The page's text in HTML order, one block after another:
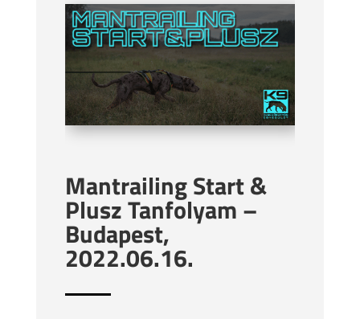
Mantrailing Start &
Plusz Tanfolyam –
Budapest,
2022.06.16.